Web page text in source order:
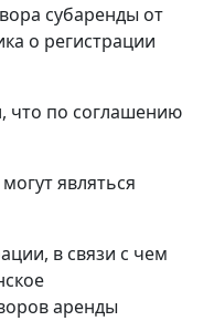
субаренды от
о регистрации
что по соглашению
являться
в связи с чем
аренды